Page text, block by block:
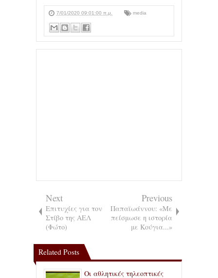
7/01/2020 09:01:00 π.μ. media
Next
Επιτυχίες για τον
Στίβο της ΑΕΛ
(Φώτο)
Previous
Παπαϊωάννου: «Με
πείσμωσε η ιστορία
με Κούγια...»
Related Posts
Οι αθλητικές τηλεοπτικές